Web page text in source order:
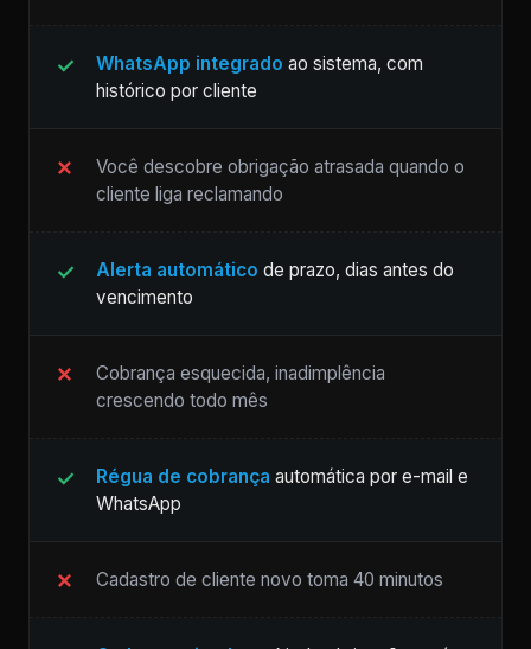
WhatsApp integrado ao sistema, com
histórico por cliente
Você descobre obrigação atrasada quando o
cliente liga reclamando
Alerta automático de prazo, dias antes do
vencimento
Cobrança esquecida, inadimplência
crescendo todo mês
Régua de cobrança automática por e-mail e
WhatsApp
Cadastro de cliente novo toma 40 minutos